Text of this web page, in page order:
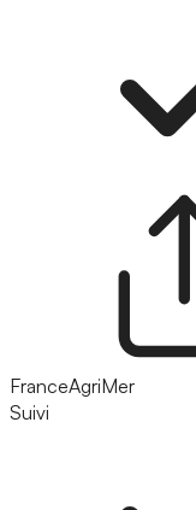
FranceAgriMer
Suivi